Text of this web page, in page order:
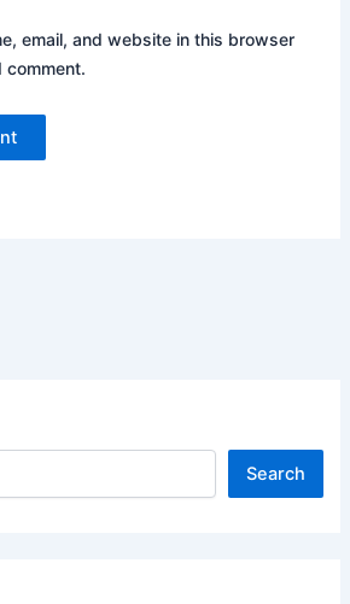
email, and website in this browser
comment.
Search